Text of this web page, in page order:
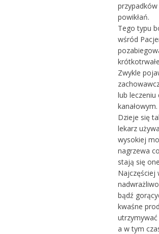
powikłań.
Tego typu
wśród
Zwykle
lub
kanałowym.
Dzieje się
lekarz
wysokiej
nagrzewa
stają się
Najczęściej
bądź
kwaśne
a w tym